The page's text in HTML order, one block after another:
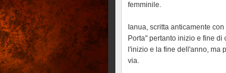
femminile.
Ianua, scritta anticamente
Porta" pertanto inizio e fine
l'inizio e la fine dell'anno, ma
via.